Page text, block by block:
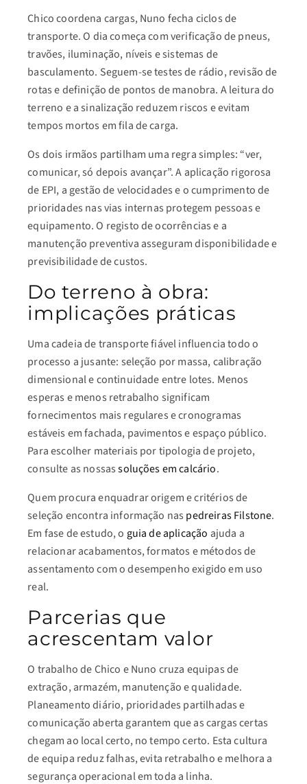
Chico coordena cargas, Nuno fecha ciclos de
transporte. O dia começa com verificação de pneus,
travões, iluminação, níveis e sistemas de
basculamento. Seguem-se testes de rádio, revisão de
rotas e definição de pontos de manobra. A leitura do
terreno e a sinalização reduzem riscos e evitam
tempos mortos em fila de carga.
Os dois irmãos partilham uma regra simples: “ver,
comunicar, só depois avançar”. A aplicação rigorosa
de EPI, a gestão de velocidades e o cumprimento de
prioridades nas vias internas protegem pessoas e
equipamento. O registo de ocorrências e a
manutenção preventiva asseguram disponibilidade e
previsibilidade de custos.
Do terreno à obra:
implicações práticas
Uma cadeia de transporte fiável influencia todo o
processo a jusante: seleção por massa, calibração
dimensional e continuidade entre lotes. Menos
esperas e menos retrabalho significam
fornecimentos mais regulares e cronogramas
estáveis em fachada, pavimentos e espaço público.
Para escolher materiais por tipologia de projeto,
consulte as nossassoluções em calcário.
Quem procura enquadrar origem e critérios de
seleção encontra informação nas pedreiras Filstone.
Em fase de estudo, o guia de aplicação ajuda a
relacionar acabamentos, formatos e métodos de
assentamento com o desempenho exigido em uso
real.
Parcerias que
acrescentam valor
O trabalho de Chico e Nuno cruza equipas de
extração, armazém, manutenção e qualidade.
Planeamento diário, prioridades partilhadas e
comunicação aberta garantem que as cargas certas
chegam ao local certo, no tempo certo. Esta cultura
de equipa reduz falhas, evita retrabalho e melhora a
segurança operacional em toda a linha.